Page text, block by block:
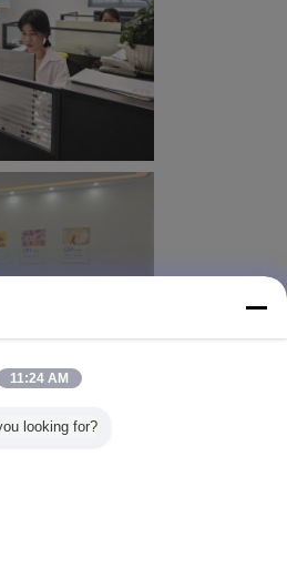
11:24 AM
looking for?